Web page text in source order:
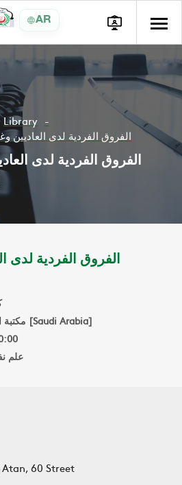
AR
Library
الفروق الفردية لدى العاديين
الفروق الفردية لدى
الفروق الفردية لدى
مكتبة الصفحات الذهبية [Saudi Arabia]
علم
60 Street